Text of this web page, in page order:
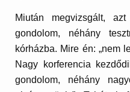
Miután megvizsgált,
gondolom, néhány
kórházba. Mire én: „nem
Nagy korferencia
gondolom, néhány